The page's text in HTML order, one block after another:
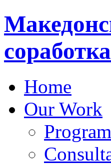
Home
Our Work